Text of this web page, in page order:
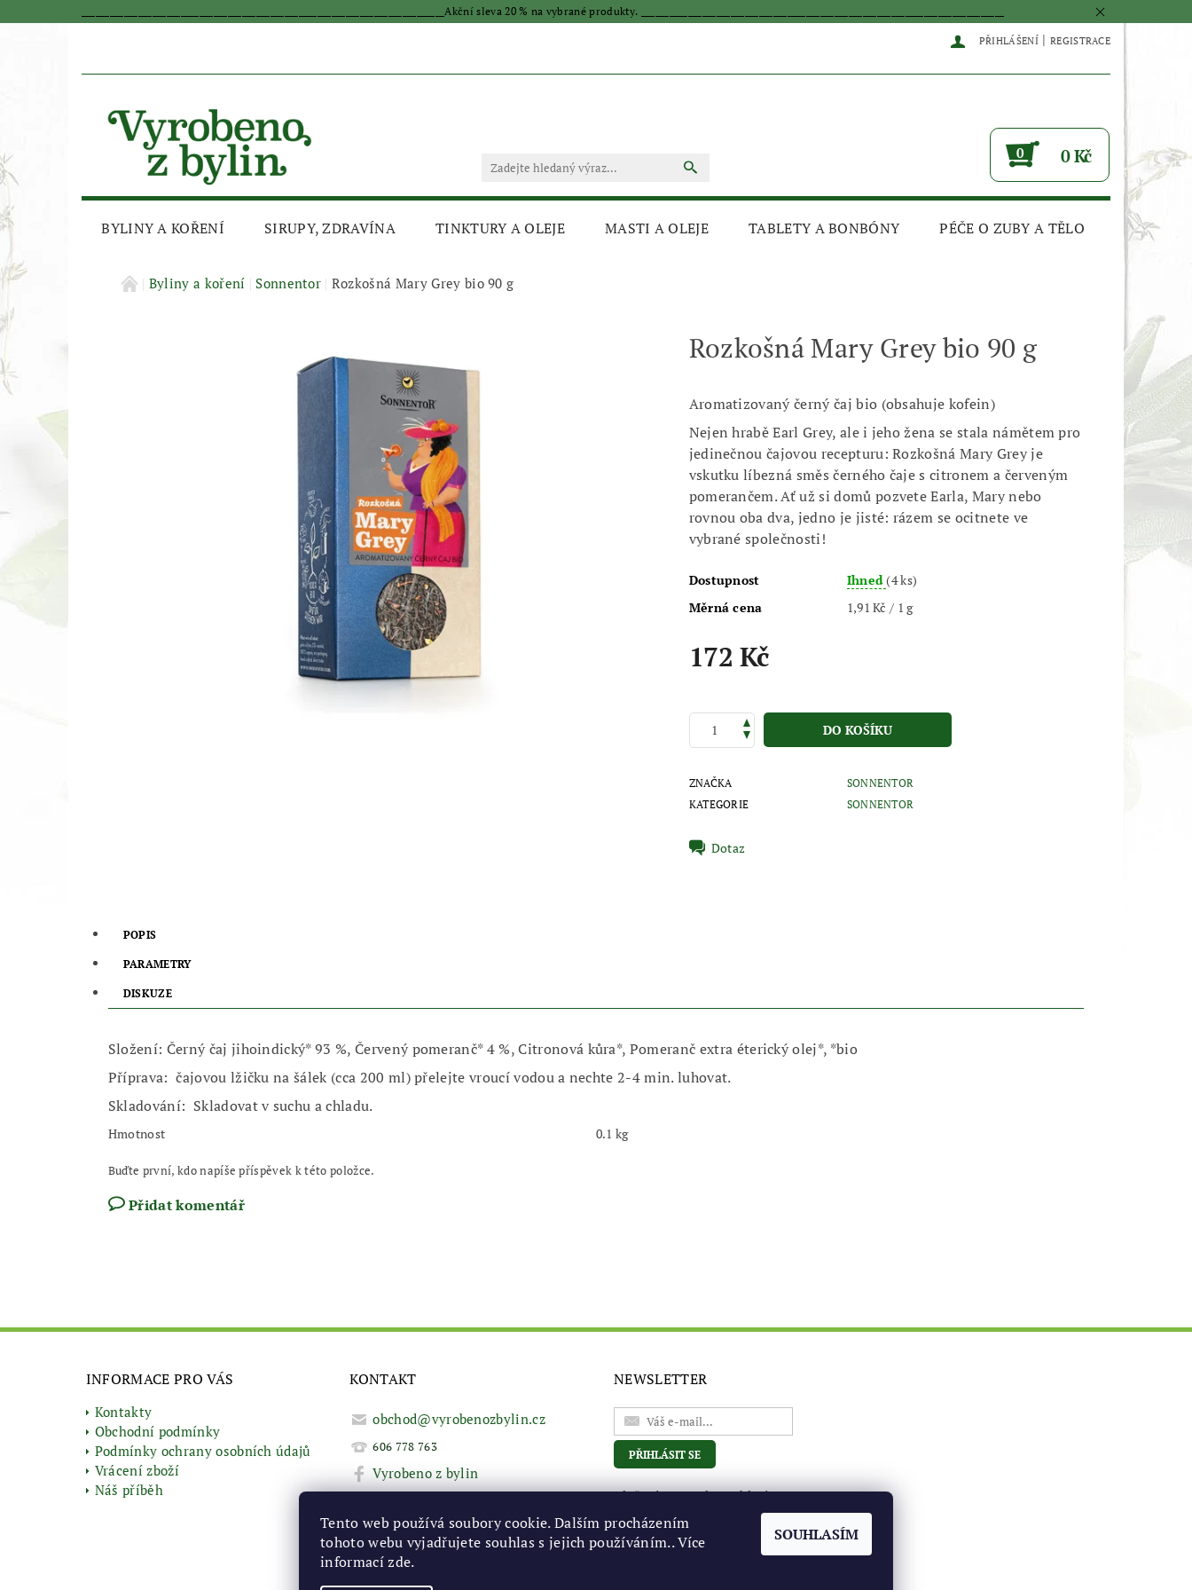
_____________________________________________________________________________Akční sleva 20 % na vybrané produkty. _____________________________________________________________________________
PŘIHLÁŠENÍ | REGISTRACE
0 0 Kč
BYLINY A KOŘENÍ SIRUPY, ZDRAVÍNA TINKTURY A OLEJE MASTI A OLEJE TABLETY A BONBÓNY PÉČE O ZUBY A TĚLO
AKČNÍ SLEVAByliny a koření Sonnentor Rozkošná Mary Grey bio 90 g
Rozkošná Mary Grey bio 90 g
Aromatizovaný černý čaj bio (obsahuje kofein)
Nejen hrabě Earl Grey, ale i jeho žena se stala námětem pro
jedinečnou čajovou recepturu: Rozkošná Mary Grey je
vskutku líbezná směs černého čaje s citronem a červeným
pomerančem. Ať už si domů pozvete Earla, Mary nebo
rovnou oba dva, jedno je jisté: rázem se ocitnete ve
vybrané společnosti!
Dostupnost Ihned(4 ks)
Měrná cena
1,91 Kč / 1 g
172 Kč
ZNAČKA
SONNENTOR
KATEGORIE
SONNENTOR
Dotaz
POPIS
PARAMETRY
DISKUZE
Složení: Černý čaj jihoindický* 93 %, Červený pomeranč* 4 %, Citronová kůra*, Pomeranč extra éterický olej*, *bio
Příprava:čajovou lžičku na šálek (cca 200 ml) přelejte vroucí vodou a nechte 2-4 min. luhovat.
Skladování: Skladovat v suchu a chladu.
Hmotnost 0.1 kg
Buďte první, kdo napíše příspěvek k této položce.
Přidat komentář
INFORMACE PRO VÁS
Kontakty
Obchodní podmínky
Podmínky ochrany osobních údajů
Vrácení zboží
Náš příběh
KONTAKT
obchod@vyrobenozbylin.cz
606 778 763
Vyrobeno z bylin
NEWSLETTER
Vložením e-mailu souhlasíte s
podmínkami ochrany osobních
údajů
Tento web používá soubory cookie. Dalším procházením
tohoto webu vyjadřujete souhlas s jejich používáním.. Více
informacízde.
SOUHLASÍM